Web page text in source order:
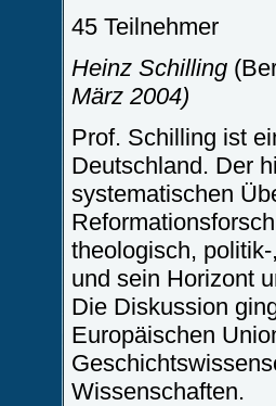
45 Teilnehmer
Heinz Schilling
März 2004)
Prof. Schilling ist
Deutschland. Der
systematischen
theologisch,
und sein Horizont
Die Diskussion
Europäischen
Wissenschaften.